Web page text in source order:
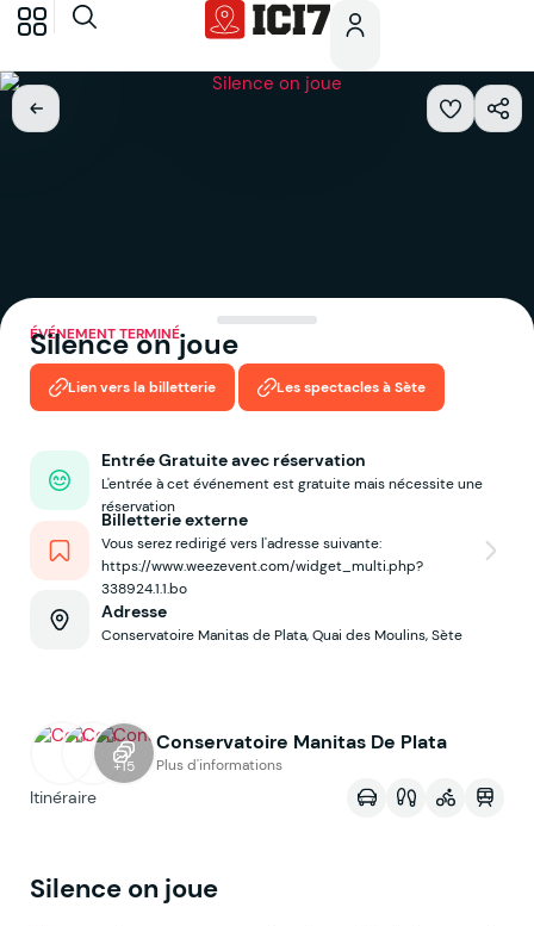
ÉVÉNEMENT TERMINÉ
Silence on joue
Entrée Gratuite avec réservation
L'entrée à cet événement est gratuite mais nécessite une
réservation
Billetterie externe
Vous serez redirigé vers l'adresse suivante:
https://www.weezevent.com/widget_multi.php?
338924.1.1.bo
Adresse
Conservatoire Manitas de Plata, Quai des Moulins, Sète
+15
Conservatoire Manitas De Plata
Plus d'informations
Voir sur la map
Itinéraire
Silence on joue
Lien vers la billetterie Les spectacles à Sète